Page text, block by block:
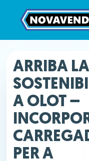
ARRIBA LA
A OLOT –
PER A